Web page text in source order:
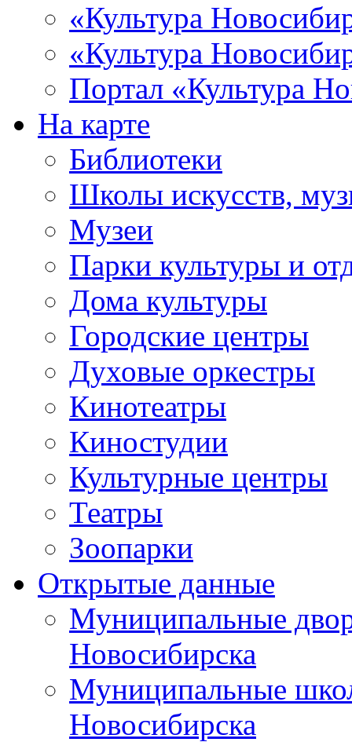
«Культура
«Культура
Портал «Культура
На карте
Библиотеки
Школы искусств,
Музеи
Парки культуры и
Дома культуры
Городские центры
Духовые оркестры
Кинотеатры
Киностудии
Культурные центры
Театры
Зоопарки
Открытые данные
Муниципальные
Новосибирска
Муниципальные
Новосибирска